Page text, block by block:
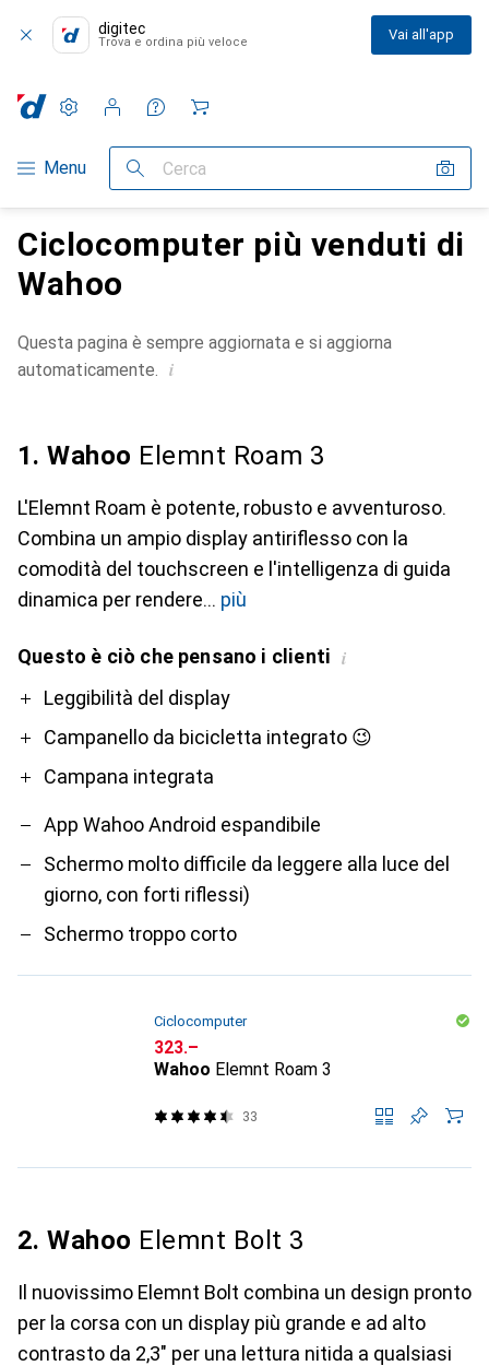
digitec
Trova e ordina più veloce Vai all'app
Categoria Navigazione
Menu Cerca
Impostazioni
Conto cliente
Liste di confronto
Liste dei desideri
Carrello
Ciclocomputer più venduti di
Wahoo
Questa pagina è sempre aggiornata e si aggiorna
automaticamente. i
1. Wahoo Elemnt Roam 3
L'Elemnt Roam è potente, robusto e avventuroso.
Combina un ampio display antiriflesso con la
comodità del touchscreen e l'intelligenza di guida
dinamica per rendere
più
Questo è ciò che pensano i clienti i
ProLeggibilità del display
Campanello da bicicletta integrato 😉
Campana integrata
Contro
App Wahoo Android espandibile
Schermo molto difficile da leggere alla luce del
giorno, con forti riflessi)
Schermo troppo corto
Ciclocomputer
CHF
323.–
Wahoo Elemnt Roam 3
33
2. Wahoo Elemnt Bolt 3
Il nuovissimo Elemnt Bolt combina un design pronto
per la corsa con un display più grande e ad alto
contrasto da 2,3" per una lettura nitida a qualsiasi